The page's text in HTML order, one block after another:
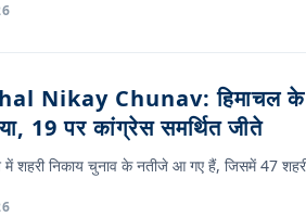
Nikay Chunav: हिमाचल के
19 पर कांग्रेस समर्थित जीते
में शहरी निकाय चुनाव के नतीजे आ गए हैं, जिसमें 47 शहरी